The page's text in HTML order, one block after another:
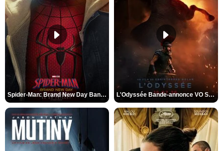
Spider-Man: Brand New Day Bande-annonce VO STFR L'Odyssée Bande-annonce VO STFR